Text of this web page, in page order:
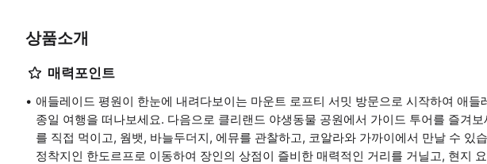
상품소개
매력포인트
애들레이드 평원이 한눈에 내려다보이는 마운트 로프티 서밋 방문으로 시작하여 애들
종일 여행을 떠나보세요. 다음으로 클리랜드 야생동물 공원에서 가이드 투어를 즐겨
를 직접 먹이고, 웜뱃, 바늘두더지, 에뮤를 관찰하고, 코알라와 가까이에서 만날 수 있
정착지인 한도르프로 이동하여 장인의 상점이 즐비한 매력적인 거리를 거닐고, 현지